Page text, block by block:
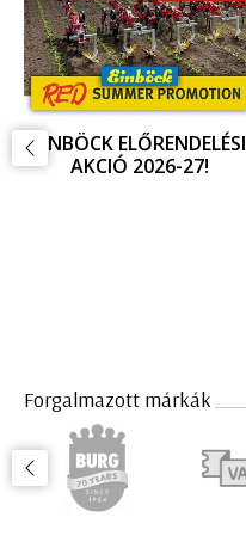
EINBÖCK INNOVÁCIOÓ,
ujdonságok az
Forgalmazott márkák